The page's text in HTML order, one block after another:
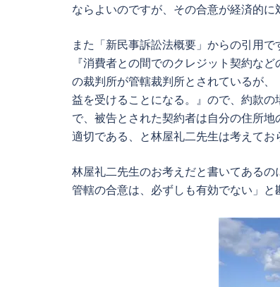
ならよいのですが、その合意が経済的
また「新民事訴訟法概要」からの引用で
『消費者との間でのクレジット契約な
の裁判所が管轄裁判所とされているが
益を受けることになる。』ので、約款
で、被告とされた契約者は自分の住所
適切である、と林屋礼二先生は考えてお
林屋礼二先生のお考えだと書いてある
管轄の合意は、必ずしも有効でない」と